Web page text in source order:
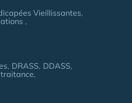
Vieillissantes
DRASS DDASS